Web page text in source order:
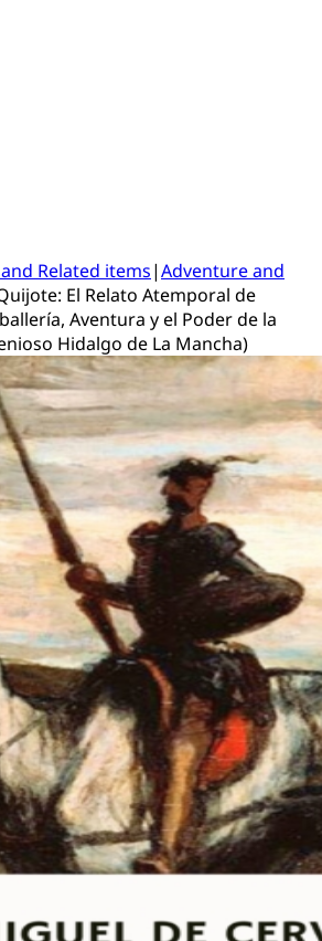
Related items|Adventure and
El Relato Atemporal de
Aventura y el Poder de la
Hidalgo de La Mancha)